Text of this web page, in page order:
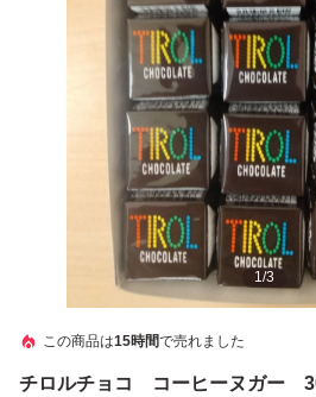
1/3
この商品は15時間で売れました
チロルチョコ コーヒーヌガー